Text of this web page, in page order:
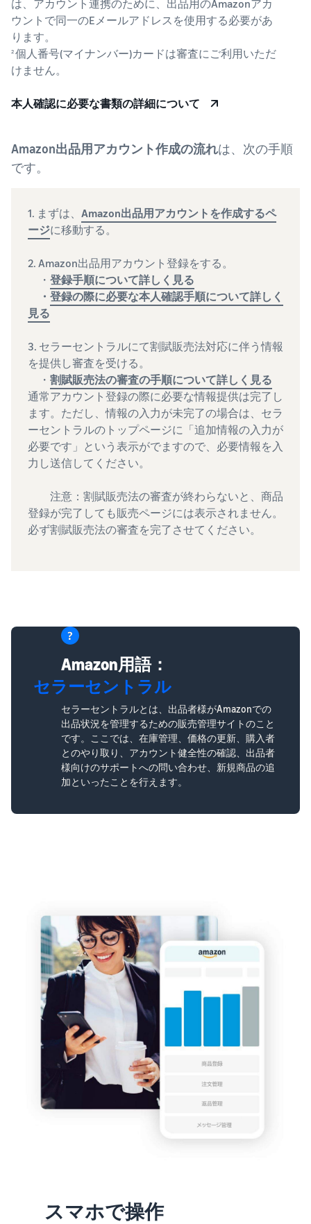
は、アカウント連携のために、出品用のAmazonアカ
ウントで同一のEメールアドレスを使用する必要があ
ります。
2 個人番号(マイナンバー)カードは審査にご利用いただ
けません。
本人確認に必要な書類の詳細について
Amazon出品用アカウント作成の流れは、次の手順
です。
1. まずは、 Amazon出品用アカウントを作成するペ
ージに移動する。
2. Amazon出品用アカウント登録をする。
・ 登録手順について詳しく見る
・ 登録の際に必要な本人確認手順について詳しく
見る
3. セラーセントラルにて割賦販売法対応に伴う情報
を提供し審査を受ける。
・ 割賦販売法の審査の手順について詳しく見る
通常アカウント登録の際に必要な情報提供は完了し
ます。ただし、情報の入力が未完了の場合は、セラ
ーセントラルのトップページに「追加情報の入力が
必要です」という表示がでますので、必要情報を入
力し送信してください。
注意：割賦販売法の審査が終わらないと、商品
登録が完了しても販売ページには表示されません。
必ず割賦販売法の審査を完了させてください。
Amazon用語：
セラーセントラル
セラーセントラルとは、出品者様がAmazonでの
出品状況を管理するための販売管理サイトのこと
です。ここでは、在庫管理、価格の更新、購入者
とのやり取り、アカウント健全性の確認、出品者
様向けのサポートへの問い合わせ、新規商品の追
加といったことを行えます。
スマホで操作